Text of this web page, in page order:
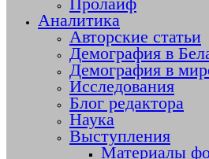
Пролайф
Аналитика
Авторские статьи
Демография в
Демография в
Исследования
Блог редактора
Наука
Выступления
Материалы